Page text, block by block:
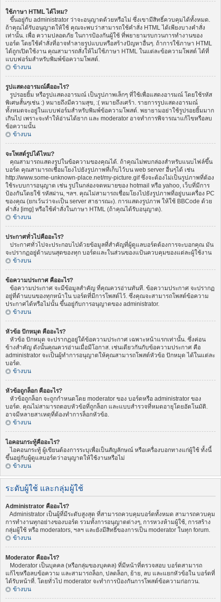
ใช้ภาษา HTML ได้ไหม?
ขึ้นอยู่กับ administrator ว่าจะอนุญาตด้วยหรือไม่ ซึ่งเขามีสิทธิ์ควบคุมได้ทั้งหมด.
ถ้าคุณได้รับอนุญาตให้ใช้ คุณจะพบว่าสามารถใช้คำสั่ง HTML ได้เพียงบางคำสั่ง
เท่านั้น. เพื่อ ความปลอดภัย ในการป้องกันผู้ใช้ ที่พยายามรบกวนการทำงานของ
บอร์ด โดยใช้คำสั่งที่อาจทำลายรูปแบบหรือสร้างปัญหาอื่นๆ. ถ้าการใช้ภาษา HTML
ได้ถูกเปิดใช้งาน คุณสามารถสั่งให้ไม่ใช้ภาษา HTML ในแต่ละข้อความโพสต์ ได้ที่
แบบฟอร์มสำหรับพิมพ์ข้อความโพสต์.
ข้างบน
รูปแสดงอารมณ์คืออะไร?
รูปรอยยิ้ม หรือรูปแสดงอารมณ์ เป็นรูปภาพเล็กๆ ที่ใช้เพื่อแสดงอารมณ์ โดยใช้รหัส
พิเศษสั้นๆเช่น :) หมายถึงมีความสุข, :( หมายถึงเศร้า. รายการรูปแสดงอารมณ์
ทั้งหมดจะอยู่ในแบบฟอร์มสำหรับพิมพ์ข้อความโพสต์. พยายามอย่าใช้รูปรอยยิ้มมาก
เกินไป เพราะจะทำให้อ่านได้ยาก และ moderator อาจทำการพิจารณาแก้ไขหรือลบ
ข้อความนั้น
ข้างบน
จะโพสต์รูปได้ไหม?
คุณสามารถแสดงรูปในข้อความของคุณได้. ถ้าคุณไม่พบกล่องสำหรับแนบไฟล์ขึ้น
บอร์ด คุณสามารถเชื่อมโยงไปยังรูปภาพที่เก็บไว้บน web server อื่นๆได้ เช่น
http://www.some-unknown-place.net/my-picture.gif ซึ่งจะต้องไม่เป็นรูปภาพที่ต้อง
ใช้ระบบการอนุญาต เช่น รูปในกล่องจดหมายของ hotmail หรือ yahoo, เว็บที่มีการ
ป้องกันโดยใช้ รหัสผ่าน, ฯลฯ. คุณไม่สามารถเชื่อมโยงไปยังรูปภาพที่อยู่บนเครื่อง PC
ของคุณ (ยกเว้นว่าจะเป็น server สาธารณะ). การแสดงรูปภาพ ให้ใช้ BBCode ด้วย
คำสั่ง [img] หรือใช้คำสั่งในภาษา HTML (ถ้าคุณได้รับอนุญาต).
ข้างบน
ประกาศทั่วไปคืออะไร?
ประกาศทั่วไปจะประกอบไปด้วยข้อมูลที่สำคัญที่ผู้ดูแลบอร์ดต้องการจะบอกคุณ มัน
จะปรากฏอยู่ด้านบนสุดของทุก บอร์ดและในส่วนของแป้นควบคุมของแต่ละผู้ใช้งาน
ข้างบน
ข้อความประกาศ คืออะไร?
ข้อความประกาศ จะมีข้อมูลสำคัญ ที่คุณควรอ่านทันที. ข้อความประกาศ จะปรากฏ
อยู่ที่ด้านบนของทุกหน้าใน บอร์ดที่มีการโพสต์ไว้. ซึ่งคุณจะสามารถโพสต์ข้อความ
ประกาศได้หรือไม่นั้น ขึ้นอยู่กับการอนุญาตของ administrator.
ข้างบน
หัวข้อ ปักหมุด คืออะไร?
หัวข้อ ปักหมุด จะปรากฏอยู่ใต้ข้อความประกาศ เฉพาะหน้าแรกเท่านั้น. ซึ่งค่อน
ข้างสำคัญ ดังนั้นคุณควรอ่านเมื่อมีโอกาส. เช่นเดียวกันกับข้อความประกาศ คือ
administrator จะเป็นผู้ทำการอนุญาตให้คุณสามารถโพสต์หัวข้อ ปักหมุด ได้ในแต่ละ
บอร์ด.
ข้างบน
หัวข้อถูกล็อก คืออะไร?
หัวข้อถูกล็อก จะถูกกำหนดโดย moderator ของ บอร์ดหรือ administrator ของ
บอร์ด. คุณไม่สามารถตอบหัวข้อที่ถูกล็อก และแบบสำรวจที่หมดอายุโดยอัตโนมัติ.
อาจมีหลายสาเหตุที่ต้องทำการล็อกหัวข้อ.
ข้างบน
ไอคอนกระทู้คืออะไร?
ไอคอนกระทู้ ผู้เขียนต้องการระบุเพื่อเป็นสัญลักษณ์ หรือเครื่องบอกทางแก่ผู้ใช้ ทั้งนี้
ขึ้นอยู่กับผู้ดูแลบอร์ดว่าอนุญาตให้ใช้งานหรือไม่
ข้างบน
ระดับผู้ใช้ และกลุ่มผู้ใช้
Administrator คืออะไร?
Administrator เป็นผู้ที่มีระดับสูงสุด ที่สามารถควบคุมบอร์ดทั้งหมด สามารถควบคุม
การทำงานทุกอย่างของบอร์ด รวมทั้งการอนุญาตต่างๆ, การหวงห้ามผู้ใช้, การสร้าง
กลุ่มผู้ใช้ หรือ moderators, ฯลฯ และยังมีสิทธิ์ของการเป็น moderator ในทุก forum.
ข้างบน
Moderator คืออะไร?
Moderator เป็นบุคคล (หรือกลุ่มของบุคคล) ที่มีหน้าที่ตรวจสอบ บอร์ดสามารถ
แก้ไขหรือลบข้อความ และสามารถล็อก, ปลดล็อก, ย้าย, ลบ และแยกหัวข้อใน บอร์ดที่
ได้รับหน้าที่. โดยทั่วไป moderator จะทำการป้องกันการโพสต์ข้อความก่อกวน.
ข้างบน